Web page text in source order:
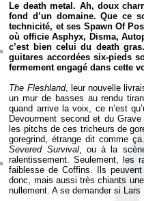
Le death metal. Ah, doux
fond d’un domaine. Que ce
technicité, et ses Spawn Of
où officie Asphyx, Disma,
c’est bien celui du death
guitares accordées six-pieds
fermement engagé dans cette
The Fleshland, leur nouvelle
un mur de basses au rendu
quand arrive la voix, ce n’est
Devourment second et du
les pitchs de ces tricheurs de
goregrind, étrange dit comme
Severed Survival, ou à la
ralentissement. Seulement, les
faiblesse de Coffins. Ils
donc, mais aussi très chiants
nullement. A se demander si